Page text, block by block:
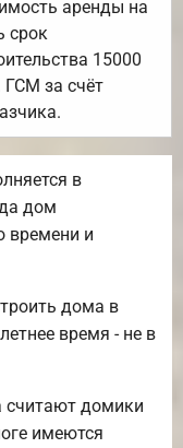
аренды на
срок
15000
ГСМ за счёт
в
дом
времени и
дома в
время - не в
домики
имеются